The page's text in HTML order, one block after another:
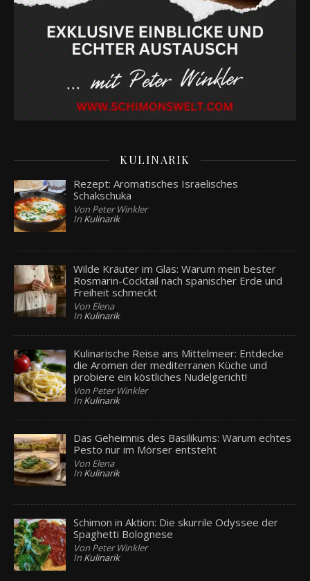
KULINARIK
Rezept: Aromatisches Israelisches
Schakschuka
Von Peter Winkler
In Kulinarik
Wilde Kräuter im Glas: Warum mein bester
Rosmarin-Cocktail nach spanischer Erde und
Freiheit schmeckt
Von Elena
In Kulinarik
Kulinarische Reise ans Mittelmeer: Entdecke
die Aromen der mediterranen Küche und
probiere ein köstliches Nudelgericht!
Von Peter Winkler
In Kulinarik
Das Geheimnis des Basilikums: Warum echtes
Pesto nur im Mörser entsteht
Von Elena
In Kulinarik
Schimon in Aktion: Die skurrile Odyssee der
Spaghetti Bolognese
Von Peter Winkler
In Kulinarik